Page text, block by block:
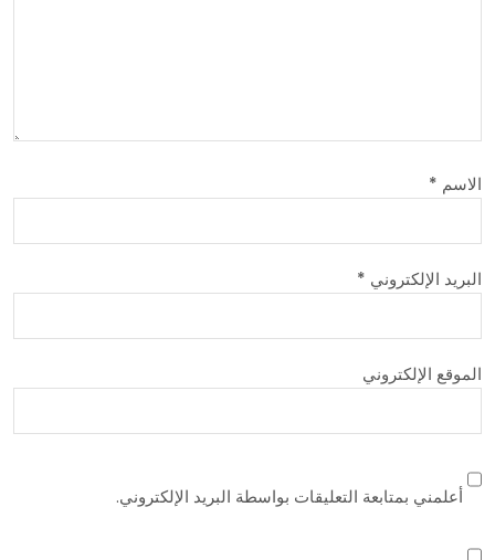
الاسم *
البريد الإلكتروني *
الموقع الإلكتروني
أعلمني بمتابعة التعليقات بواسطة البريد الإلكتروني.